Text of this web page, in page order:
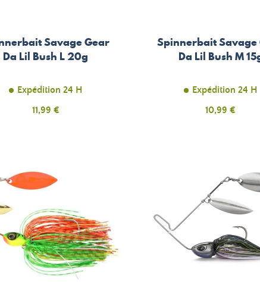
Savage Gear
Da Lil Bush L 20g
Expédition 24 H
Prix
11,99 €
Spinnerbait Savage
Da Lil Bush M
Expédition 24 H
Prix
10,99 €